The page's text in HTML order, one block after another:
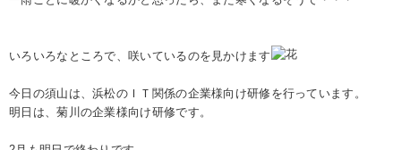
いろいろなところで、咲いているのを見かけます
今日の須山は、浜松のＩＴ関係の企業様向け研修を行っています。
明日は、菊川の企業様向け研修です。